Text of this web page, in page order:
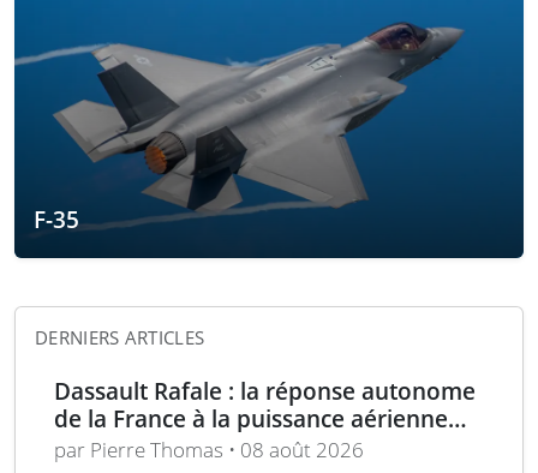
F-35
DERNIERS ARTICLES
Dassault Rafale : la réponse autonome
de la France à la puissance aérienne
moderne
par Pierre Thomas • 08 août 2026